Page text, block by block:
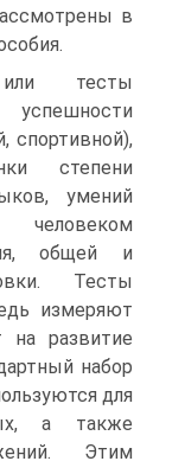
в
тесты
спортивной),
степени
умений
общей и
Тесты
измеряют
на развитие
набор
для
а также
Этим